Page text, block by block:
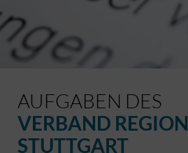
AUFGABEN DES
VERBAND REGION
STUTTGART